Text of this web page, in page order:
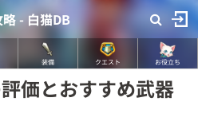
- 白猫DB
装備 クエスト お役立ち
価とおすすめ武器